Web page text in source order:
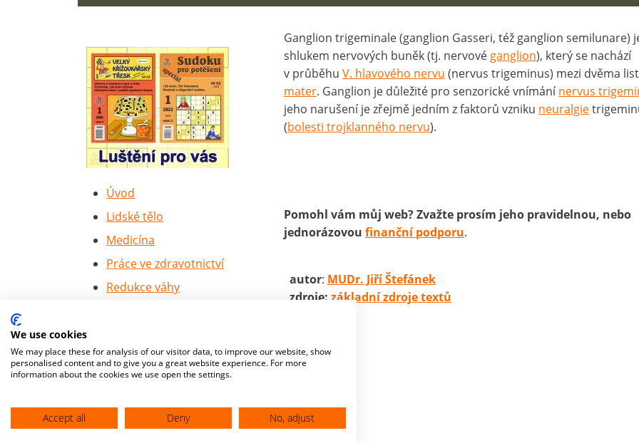
Ganglion trigeminale (ganglion Gasseri, též ganglion semilunare)
shlukem nervových buněk (tj. nervové ganglion), který se nachází
v průběhu V. hlavového nervu (nervus trigeminus) mezi dvěma
mater. Ganglion je důležité pro senzorické vnímánínervus
jeho narušení je zřejmě jedním z faktorů vzniku neuralgie
(bolesti trojklanného nervu).
Pomohl vám můj web? Zvažte prosím jeho pravidelnou, nebo
jednorázovou finanční podporu.
autor: MUDr. Jiří Štefánek
zdroje: základní zdroje textů
Úvod
Lidské tělo
Medicína
Práce ve zdravotnictví
Redukce váhy
Praktické lékařství
Hledat
Různé
O autorovi webu
We use cookies
We may place these for analysis of our visitor data, to improve our website, show
personalised content and to give you a great website experience. For more
information about the cookies we use open the settings.
Accept all Deny No, adjust